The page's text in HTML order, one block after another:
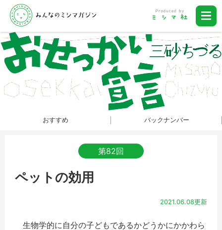
おすすめ バックナンバー
第82回
ペットの効用
2021.06.08更新
生物学的に自分の子どもであるかどうかにかかわら